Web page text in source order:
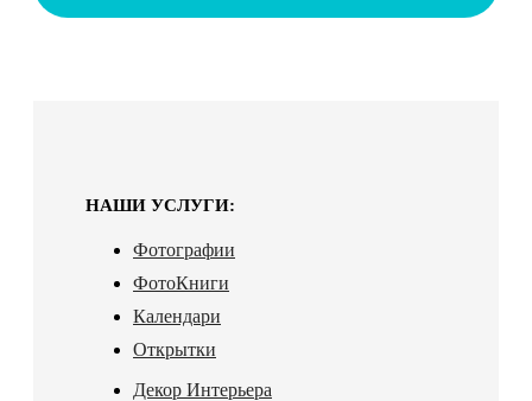
НАШИ УСЛУГИ:
Фотографии
ФотоКниги
Календари
Открытки
Декор Интерьера